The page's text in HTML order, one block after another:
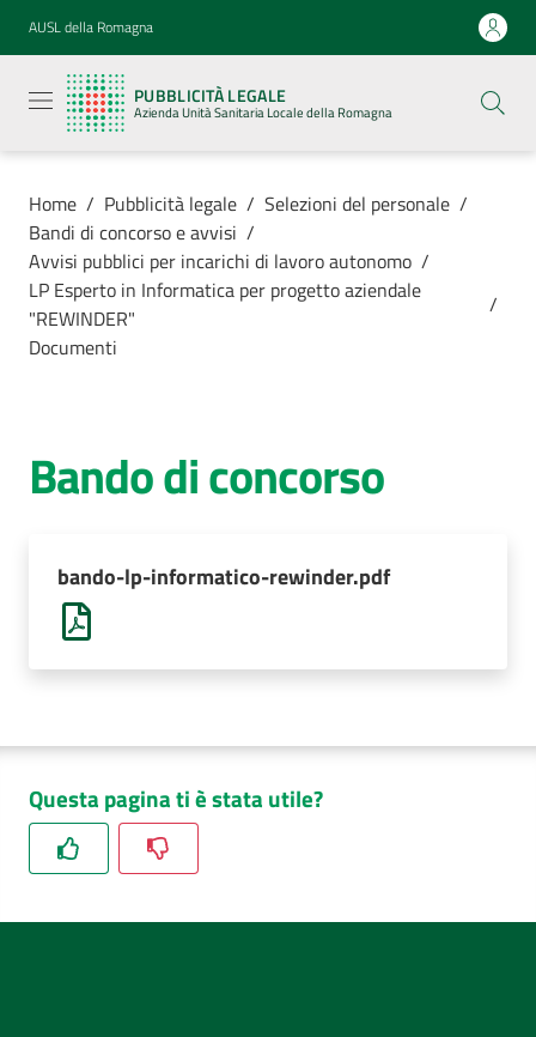
Vai al contenuto
Vai alla navigazione
Vai al footer
AUSL della Romagna
PUBBLICITÀ LEGALE
Azienda Unità Sanitaria Locale della Romagna
legale
Azienda
Unità
Locale della
Azienda
Luoghi di
cura
AUSL
Comunica
Home / Pubblicità legale / Selezioni del personale /
Bandi di concorso e avvisi /
Avvisi pubblici per incarichi di lavoro autonomo /
LP Esperto in Informatica per progetto aziendale
"REWINDER"
/
Documenti
Bando di concorso
bando-lp-informatico-rewinder.pdf
Questa pagina ti è stata utile?